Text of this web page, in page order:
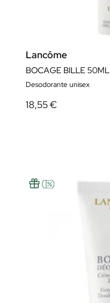
Lancôme
BOCAGE BILLE 50ML
Desodorante unisex
18,55 €